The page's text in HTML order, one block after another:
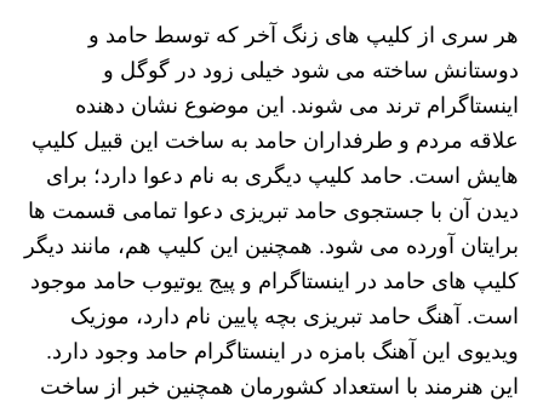
هر سری از کلیپ های زنگ آخر که توسط حامد و
دوستانش ساخته می شود خیلی زود در گوگل و
اینستاگرام ترند می شوند. این موضوع نشان دهنده
علاقه مردم و طرفداران حامد به ساخت این قبیل کلیپ
هایش است. حامد کلیپ دیگری به نام دعوا دارد؛ برای
دیدن آن با جستجوی حامد تبریزی دعوا تمامی قسمت ها
برایتان آورده می شود. همچنین این کلیپ هم، مانند دیگر
کلیپ های حامد در اینستاگرام و پیج یوتیوب حامد موجود
است. آهنگ حامد تبریزی بچه پایین نام دارد، موزیک
ویدیوی این آهنگ بامزه در اینستاگرام حامد وجود دارد.
این هنرمند با استعداد کشورمان همچنین خبر از ساخت